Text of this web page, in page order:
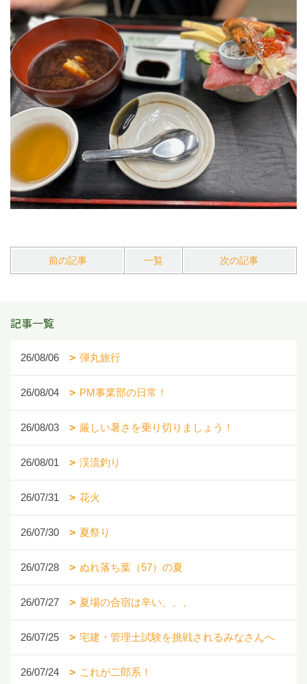
前の記事 一覧 次の記事
記事一覧
26/08/06 弾丸旅行
26/08/04 PM事業部の日常！
26/08/03 厳しい暑さを乗り切りましょう！
26/08/01 渓流釣り
26/07/31 花火
26/07/30 夏祭り
26/07/28 ぬれ落ち葉（57）の夏
26/07/27 夏場の合宿は辛い、、、
26/07/25 宅建・管理士試験を挑戦されるみなさんへ
26/07/24 これが二郎系！